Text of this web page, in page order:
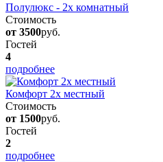
Полулюкс - 2х комнатный
Стоимость
от 3500руб.
Гостей
4
подробнее
Комфорт 2х местный
Стоимость
от 1500руб.
Гостей
2
подробнее